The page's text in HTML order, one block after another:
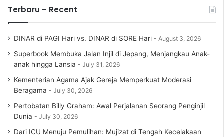
Terbaru – Recent
DINAR di PAGI Hari vs. DINAR di SORE Hari August 3, 2026
Superbook Membuka Jalan Injil di Jepang, Menjangkau Anak-
anak hingga Lansia
July 31, 2026
Kementerian Agama Ajak Gereja Memperkuat Moderasi
Beragama
July 30, 2026
Pertobatan Billy Graham: Awal Perjalanan Seorang Penginjil
Dunia
July 30, 2026
Dari ICU Menuju Pemulihan: Mujizat di Tengah Kecelakaan